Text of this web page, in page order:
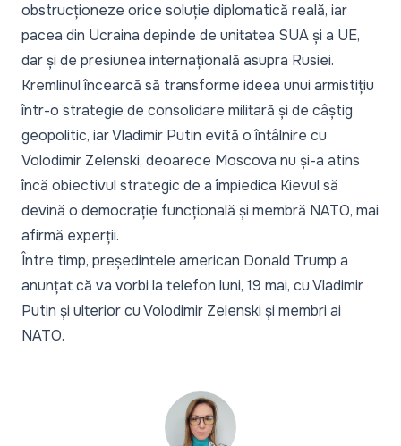
obstrucționeze orice soluție diplomatică reală, iar
pacea din Ucraina depinde de unitatea SUA și a UE,
dar și de presiunea internațională asupra Rusiei.
Kremlinul încearcă să transforme ideea unui armistițiu
într-o strategie de consolidare militară și de câștig
geopolitic, iar Vladimir Putin evită o întâlnire cu
Volodimir Zelenski, deoarece Moscova nu și-a atins
încă obiectivul strategic de a împiedica Kievul să
devină o democrație funcțională și membră NATO, mai
afirmă experții.
Între timp, președintele american Donald Trump a
anunțat că va vorbi la telefon luni, 19 mai, cu Vladimir
Putin și ulterior cu Volodimir Zelenski și membri ai
NATO.